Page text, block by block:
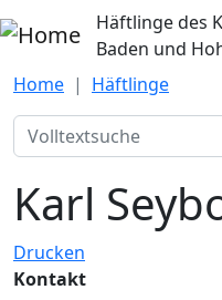
Direkt zum InhaltHäftlinge des
Baden und
Home
Häftlinge
Suche
Karl
Drucken
Kontakt